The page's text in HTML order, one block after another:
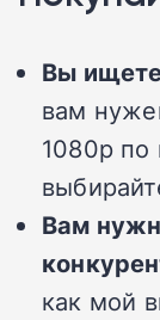
Вы
вам
1080p по
Вам
как мой